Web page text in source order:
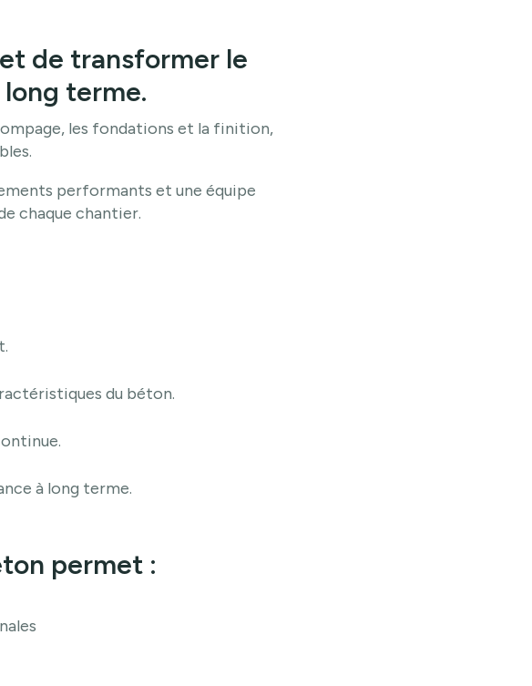
de transformer le
terme.
les fondations et la finition,
performants et une équipe
chaque chantier.
du béton.
à long terme.
permet :